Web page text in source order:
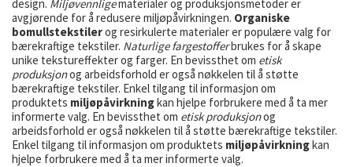
design. Miljøvennligematerialer og produksjonsmetoder er
avgjørende for å redusere miljøpåvirkningen. Organiske
bomullstekstilerog resirkulerte materialer er populære valg for
bærekraftige tekstiler. Naturlige fargestofferbrukes for å skape
unike tekstureffekter og farger. En bevissthet om etisk
produksjonog arbeidsforhold er også nøkkelen til å støtte
bærekraftige tekstiler. Enkel tilgang til informasjon om
produktets miljøpåvirkningkan hjelpe forbrukere med å ta mer
informerte valg. En bevissthet om etisk produksjonog
arbeidsforhold er også nøkkelen til å støtte bærekraftige tekstiler.
Enkel tilgang til informasjon om produktets miljøpåvirkningkan
hjelpe forbrukere med å ta mer informerte valg.